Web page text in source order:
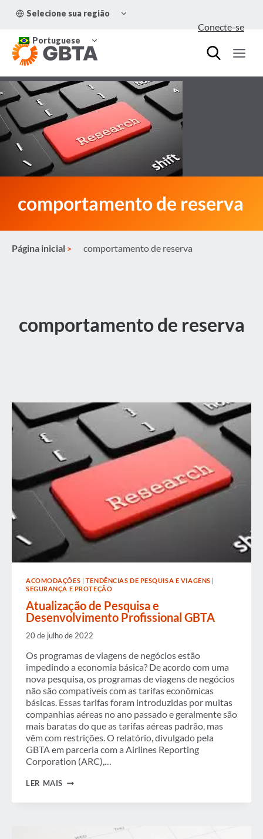
para
Conteúdo
Selecione sua região
MENU
Portuguese
MENU
FILHO
Conecte-se
comportamento de reserva
Página inicial comportamento de reserva
comportamento de reserva
ACOMODAÇÕES | TENDÊNCIAS DE PESQUISA E VIAGENS |
SEGURANÇA E PROTEÇÃO
Atualização de Pesquisa e
Desenvolvimento Profissional GBTA
20 de julho de 2022
Os programas de viagens de negócios estão
impedindo a economia básica? De acordo com uma
nova pesquisa, os programas de viagens de negócios
não são compatíveis com as tarifas econômicas
básicas. Essas tarifas foram introduzidas por muitas
companhias aéreas no ano passado e geralmente são
mais baratas do que as tarifas aéreas padrão, mas
vêm com restrições. O relatório, divulgado pela
GBTA em parceria com a Airlines Reporting
Corporation (ARC),…
LER MAIS ATUALIZAÇÃO
PROFISSIONAL